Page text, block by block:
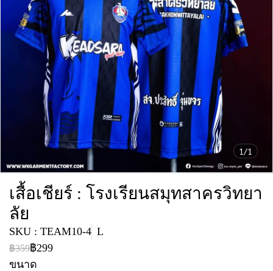
1/1
เสื้อเชียร์ : โรงเรียนสมุทสาครวิทยา
ลัย
SKU : TEAM10-4 L
฿359฿299
ขนาด